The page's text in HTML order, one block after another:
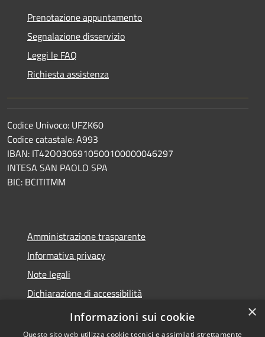
Prenotazione appuntamento
Segnalazione disservizio
Leggi le FAQ
Richiesta assistenza
Codice Univoco: UFZK60
Codice catastale: A993
IBAN: IT42O0306910500100000046297
INTESA SAN PAOLO SPA
BIC: BCITITMM
Amministrazione trasparente
Informativa privacy
Note legali
Dichiarazione di accessibilità
Meccanismo di feedback
×
Informazioni sui cookie
Questo sito web utilizza cookie tecnici e assimilati strettamente